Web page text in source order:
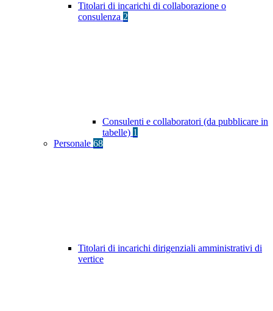
Titolari di incarichi di collaborazione o
consulenza 2
Consulenti e collaboratori (da pubblicare in
tabelle) 1
Personale 68
Titolari di incarichi dirigenziali amministrativi di
vertice